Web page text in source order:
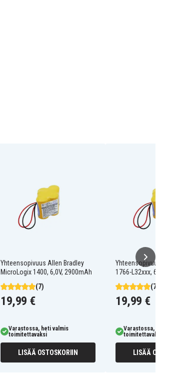
Yhteensopivuus Allen Bradley
MicroLogix 1400, 6,0V, 2900mAh
(7)
19,99 €
Varastossa, heti valmis
toimitettavaksi
LISÄÄ OSTOSKORIIN
Yhteensopivuus Allen
1766-L32xxx, 6,0V,
(7)
19,99 €
Varastossa, heti
toimitettavaksi
LISÄÄ